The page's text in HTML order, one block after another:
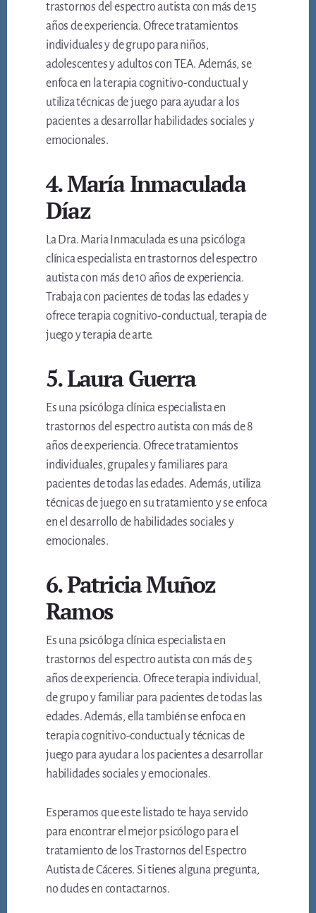
trastornos del espectro autista con más de 15
años de experiencia. Ofrece tratamientos
individuales y de grupo para niños,
adolescentes y adultos con TEA. Además, se
enfoca en la terapia cognitivo-conductual y
utiliza técnicas de juego para ayudar a los
pacientes a desarrollar habilidades sociales y
emocionales.
4. María Inmaculada
Díaz
La Dra. Maria Inmaculada es una psicóloga
clínica especialista en trastornos del espectro
autista con más de 10 años de experiencia.
Trabaja con pacientes de todas las edades y
ofrece terapia cognitivo-conductual, terapia de
juego y terapia de arte.
5. Laura Guerra
Es una psicóloga clínica especialista en
trastornos del espectro autista con más de 8
años de experiencia. Ofrece tratamientos
individuales, grupales y familiares para
pacientes de todas las edades. Además, utiliza
técnicas de juego en su tratamiento y se enfoca
en el desarrollo de habilidades sociales y
emocionales.
6. Patricia Muñoz
Ramos
Es una psicóloga clínica especialista en
trastornos del espectro autista con más de 5
años de experiencia. Ofrece terapia individual,
de grupo y familiar para pacientes de todas las
edades. Además, ella también se enfoca en
terapia cognitivo-conductual y técnicas de
juego para ayudar a los pacientes a desarrollar
habilidades sociales y emocionales.
Esperamos que este listado te haya servido
para encontrar el mejor psicólogo para el
tratamiento de los Trastornos del Espectro
Autista de Cáceres. Si tienes alguna pregunta,
no dudes en contactarnos.